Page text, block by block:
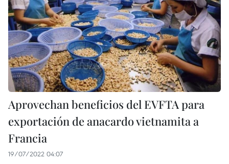
Aprovechan beneficios del EVFTA para
exportación de anacardo vietnamita a
Francia
19/07/2022 04:07